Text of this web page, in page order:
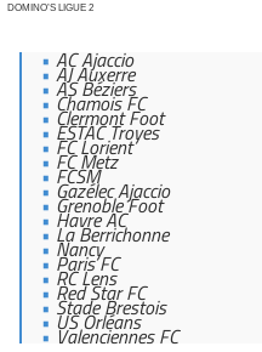
DOMINO’S LIGUE 2
AC Ajaccio
AJ Auxerre
AS Béziers
Chamois FC
Clermont Foot
ESTAC Troyes
FC Lorient
FC Metz
FCSM
Gazélec Ajaccio
Grenoble Foot
Havre AC
La Berrichonne
Nancy
Paris FC
RC Lens
Red Star FC
Stade Brestois
US Orléans
Valenciennes FC